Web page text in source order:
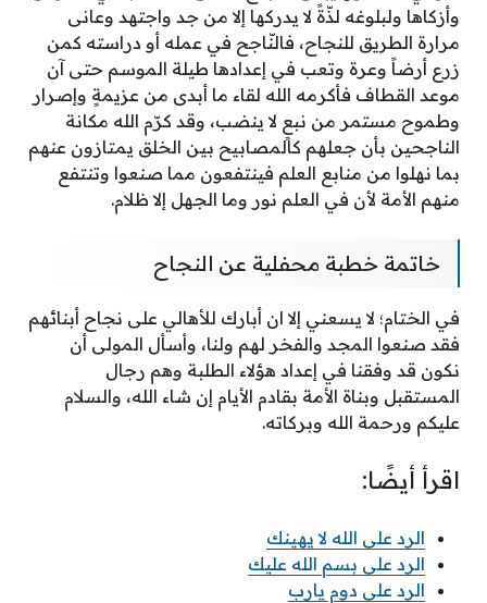
وأزكاها ولبلوغه لذّةً لا يدركها إلا من جد واجتهد وعانى
مرارة الطريق للنجاح، فالنّاجح في عمله أو دراسته كمن
زرع أرضاً وعرة وتعب في إعدادها طيلة الموسم حتى آن
موعد القطاف فأكرمه الله لقاء ما أبدى من عزيمةٍ وإصرار
وطموح مستمر من نبعٍ لا ينضب، وقد كرّم الله مكانة
الناجحين بأن جعلهم كالمصابيح بين الخلق يمتازون عنهم
بما نهلوا من منابع العلم فينتفعون مما صنعوا وتنتفع
منهم الأمة لأن في العلم نور وما الجهل إلا ظلام.
خاتمة خطبة محفلية عن النجاح
في الختام؛ لا يسعني إلا ان أبارك للأهالي على نجاح أبنائهم
فقد صنعوا المجد والفخر لهم ولنا، وأسأل المولى أن
نكون قد وفقنا في إعداد هؤلاء الطلبة وهم رجال
المستقبل وبناة الأمة بقادم الأيام إن شاء الله، والسلام
عليكم ورحمة الله وبركاته.
اقرأ أيضًا:
الرد على الله لا يهينك
الرد على بسم الله عليك
الرد على دوم يارب